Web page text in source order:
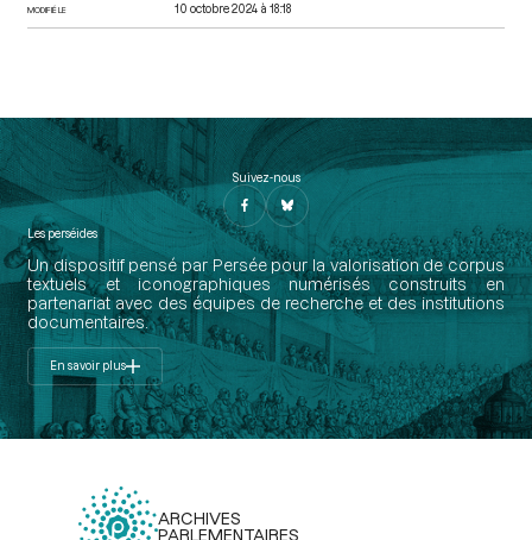
MODIFIÉ LE 10 octobre 2024 à 18:18
Suivez-nous
Les perséides
Un dispositif pensé par Persée pour la valorisation de corpus
textuels et iconographiques numérisés construits en
partenariat avec des équipes de recherche et des institutions
documentaires.
En savoir plus
ARCHIVES
PARLEMENTAIRES